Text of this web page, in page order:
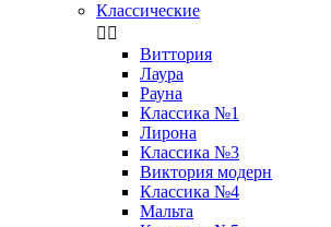
Классические
 
Виттория
Лаура
Рауна
Классика №1
Лирона
Классика №3
Виктория модерн
Классика №4
Мальта